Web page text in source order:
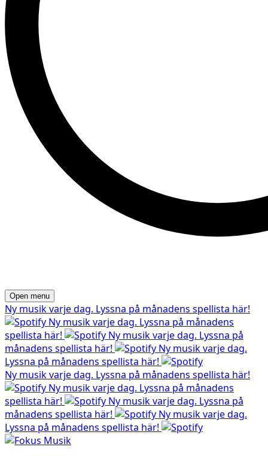
Open menu
Ny musik varje dag. Lyssna på månadens spellista här!
Ny musik varje dag. Lyssna på månadens
spellista här!
Ny musik varje dag. Lyssna på
månadens spellista här!
Ny musik varje dag.
Lyssna på månadens spellista här!
Ny musik varje dag. Lyssna på månadens spellista här!
Ny musik varje dag. Lyssna på månadens
spellista här!
Ny musik varje dag. Lyssna på
månadens spellista här!
Ny musik varje dag.
Lyssna på månadens spellista här!